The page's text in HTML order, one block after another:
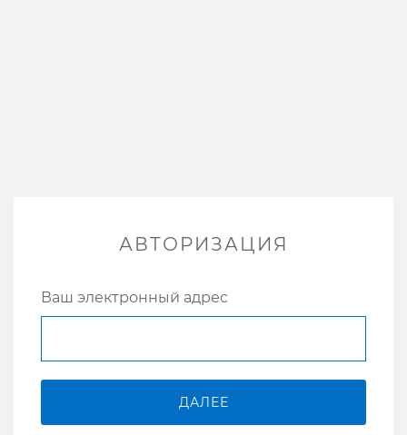
АВТОРИЗАЦИЯ
Ваш электронный адрес
ДАЛЕЕ